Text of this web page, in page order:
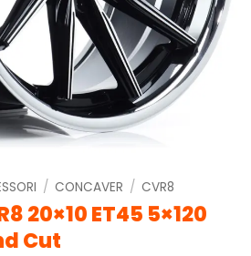
/ CONCAVER / CVR8
20×10 ET45 5×120
Cut